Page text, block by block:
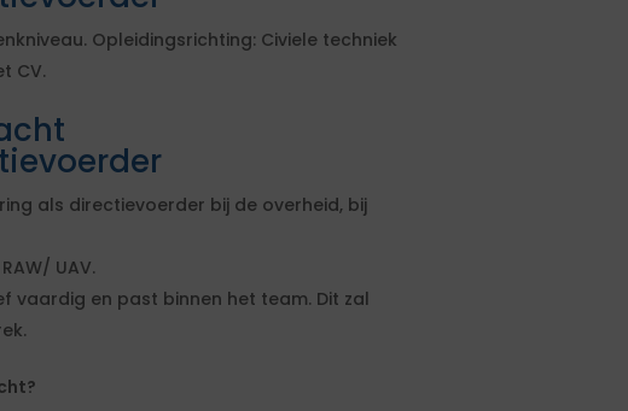
Opleidingsrichting: Civiele techniek
CV.
als directievoerder bij de overheid, bij
UAV.
vaardig en past binnen het team. Dit zal